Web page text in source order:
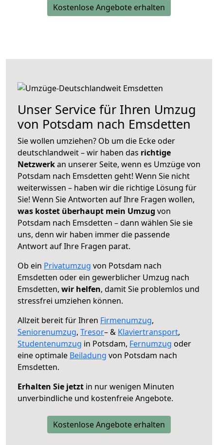
Kostenlose Angebote erhalten
Unser Service für Ihren Umzug
von Potsdam nach Emsdetten
Sie wollen umziehen? Ob um die Ecke oder
deutschlandweit – wir haben das richtige
Netzwerkan unserer Seite, wenn es Umzüge von
Potsdam nach Emsdetten geht! Wenn Sie nicht
weiterwissen – haben wir die richtige Lösung für
Sie! Wenn Sie Antworten auf Ihre Fragen wollen,
was kostet überhaupt mein Umzug von
Potsdam nach Emsdetten – dann wählen Sie sie
uns, denn wir haben immer die passende
Antwort auf Ihre Fragen parat.
Ob ein Privatumzug von Potsdam nach
Emsdetten oder ein gewerblicher Umzug nach
Emsdetten, wir helfen, damit Sie problemlos und
stressfrei umziehen können.
Allzeit bereit für Ihren Firmenumzug,
Seniorenumzug, Tresor– & Klaviertransport,
Studentenumzug in Potsdam, Fernumzug oder
eine optimale Beiladung von Potsdam nach
Emsdetten.
Erhalten Sie jetzt in nur wenigen Minuten
unverbindliche und kostenfreie Angebote.
Kostenlose Angebote erhalten